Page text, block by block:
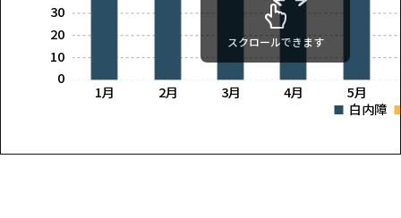
1月 2月 3月 4月 5月
0
10
20
30
白内障
スクロールできます